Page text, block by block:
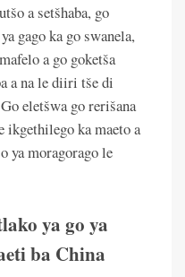
a setšhaba, go
gago ka go swanela,
a go goketša
a na le diiri tše di
eletšwa go rerišana
ikgethilego ka maeto a
ya moragorago le
ya go ya
ba China